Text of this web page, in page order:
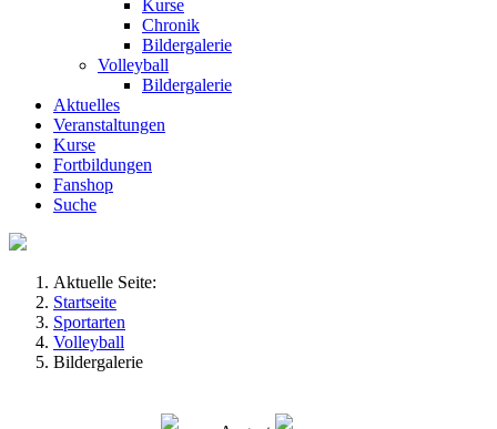
Kurse
Chronik
Bildergalerie
Volleyball
Bildergalerie
Aktuelles
Veranstaltungen
Kurse
Fortbildungen
Fanshop
Suche
Aktuelle Seite:
Startseite
Sportarten
Volleyball
Bildergalerie